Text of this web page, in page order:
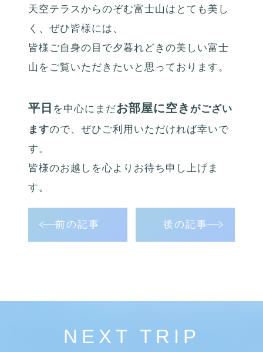
天空テラスからのぞむ富士山はとても美し
く、ぜひ皆様には、
皆様ご自身の目で夕暮れどきの美しい富士
山をご覧いただきたいと思っております。
平日 を中心にまだお部屋に空き がござい
ますので、ぜひご利用いただければ幸いで
す。
皆様のお越しを心よりお待ち申し上げま
す。
前の記事 後の記事
NEXT TRIP